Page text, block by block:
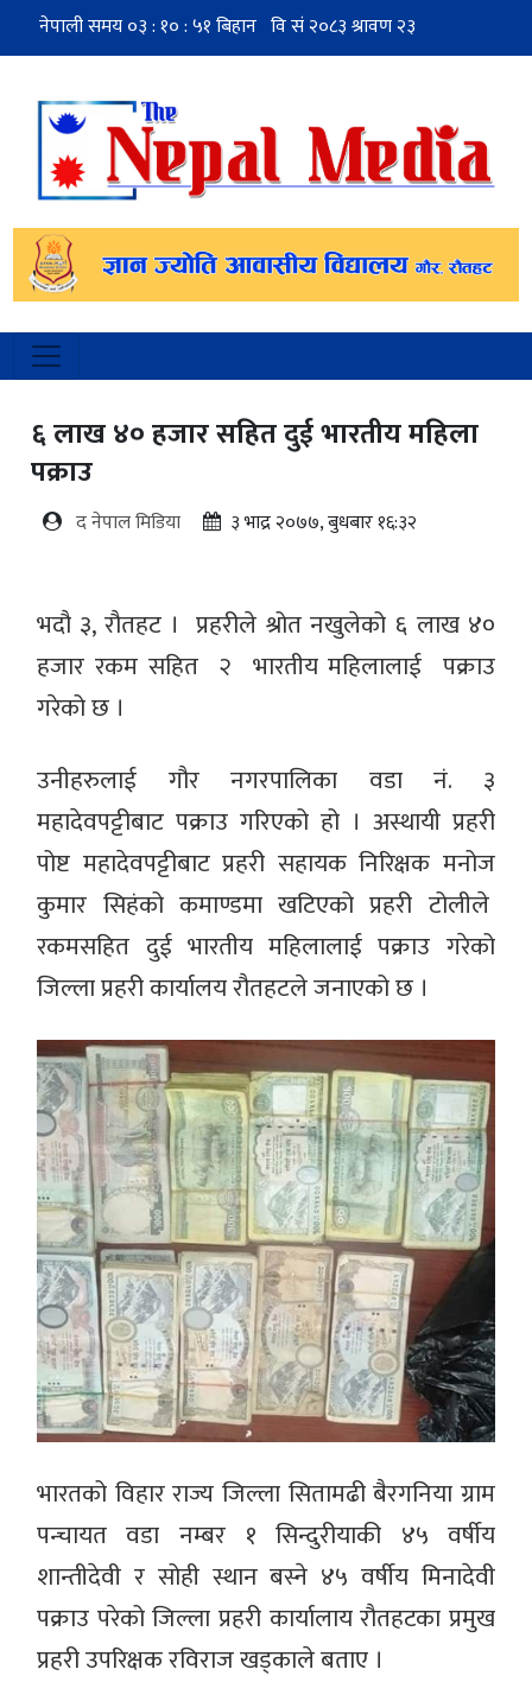
६ लाख ४० हजार सहित दुई भारतीय महिला
पक्राउ
द नेपाल मिडिया ३ भाद्र २०७७, बुधबार १६:३२
भदौ ३, रौतहट । प्रहरीले श्रोत नखुलेको ६ लाख ४०
हजार रकम सहित २ भारतीय महिलालाई पक्राउ
गरेको छ ।
उनीहरुलाई गौर नगरपालिका वडा नं. ३
महादेवपट्टीबाट पक्राउ गरिएको हो । अस्थायी प्रहरी
पोष्ट महादेवपट्टीबाट प्रहरी सहायक निरिक्षक मनोज
कुमार सिहंको कमाण्डमा खटिएको प्रहरी टोलीले
रकमसहित दुई भारतीय महिलालाई पक्राउ गरेको
जिल्ला प्रहरी कार्यालय रौतहटले जनाएको छ ।
भारतको विहार राज्य जिल्ला सितामढी बैरगनिया ग्राम
पन्चायत वडा नम्बर १ सिन्दुरीयाकी ४५ वर्षीय
शान्तीदेवी र सोही स्थान बस्ने ४५ वर्षीय मिनादेवी
पक्राउ परेको जिल्ला प्रहरी कार्यालाय रौतहटका प्रमुख
प्रहरी उपरिक्षक रविराज खड्काले बताए ।